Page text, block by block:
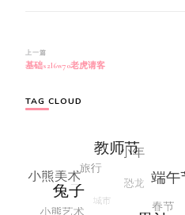
博
文
航
上一篇
基础s2l6w70老虎请客
TAG CLOUD